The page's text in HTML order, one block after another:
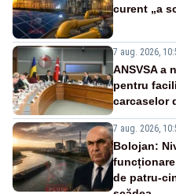
curent „a
7 aug. 2026,
ANSVSA a
pentru
carcaselor
7 aug. 2026,
Bolojan:
de patru-